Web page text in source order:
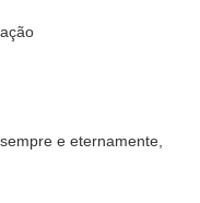
e eternamente,